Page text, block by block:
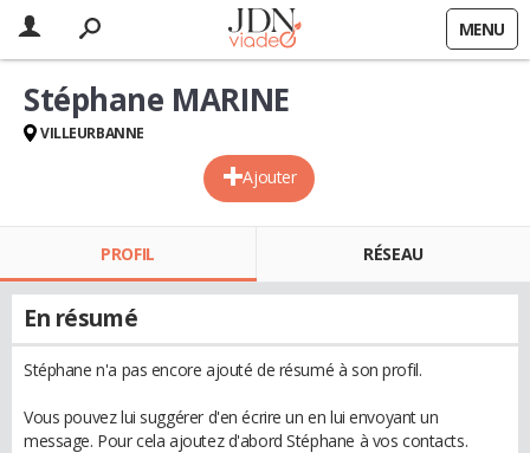
MENU
Ajouter
Stéphane MARINE
VILLEURBANNE
PROFIL RÉSEAU
En résumé
Stéphane n'a pas encore ajouté de résumé à son profil.
Vous pouvez lui suggérer d'en écrire un en lui envoyant un
message. Pour cela ajoutez d'abord Stéphane à vos contacts.